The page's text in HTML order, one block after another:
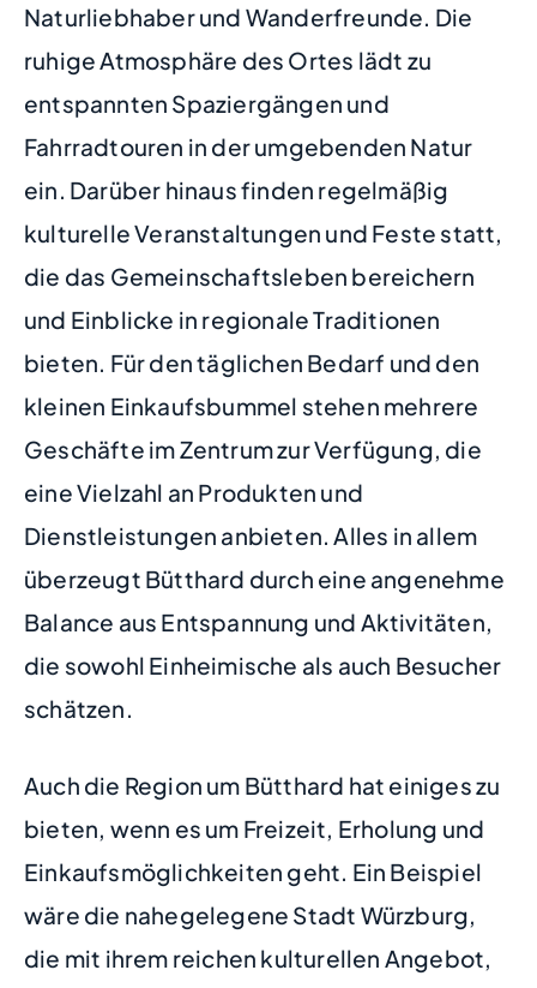
Naturliebhaber und Wanderfreunde. Die
ruhige Atmosphäre des Ortes lädt zu
entspannten Spaziergängen und
Fahrradtouren in der umgebenden Natur
ein. Darüber hinaus finden regelmäßig
kulturelle Veranstaltungen und Feste statt,
die das Gemeinschaftsleben bereichern
und Einblicke in regionale Traditionen
bieten. Für den täglichen Bedarf und den
kleinen Einkaufsbummel stehen mehrere
Geschäfte im Zentrum zur Verfügung, die
eine Vielzahl an Produkten und
Dienstleistungen anbieten. Alles in allem
überzeugt Bütthard durch eine angenehme
Balance aus Entspannung und Aktivitäten,
die sowohl Einheimische als auch Besucher
schätzen.
Auch die Region um Bütthard hat einiges zu
bieten, wenn es um Freizeit, Erholung und
Einkaufsmöglichkeiten geht. Ein Beispiel
wäre die nahegelegene Stadt Würzburg,
die mit ihrem reichen kulturellen Angebot,